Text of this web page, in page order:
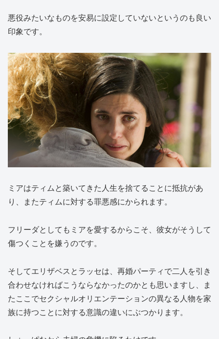
悪役みたいなものを安易に設定していないというのも良い
印象です。
ミアはティムと築いてきた人生を捨てることに抵抗があ
り、またティムに対する罪悪感にかられます。
フリーダとしてもミアを愛するからこそ、彼女がそうして
傷つくことを嫌うのです。
そしてエリザベスとラッセは、再婚パーティで二人を引き
合わせなければこうならなかったのかとも思いますし、ま
たここでセクシャルオリエンテーションの異なる人物を家
族に持つことに対する意識の違いにぶつかります。